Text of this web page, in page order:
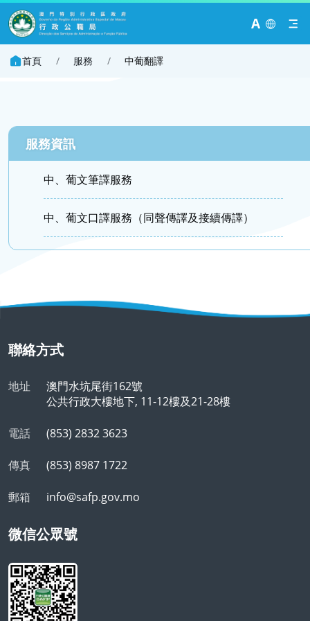
A
首頁 / 服務 / 中葡翻譯
服務資訊
中、葡文筆譯服務
中、葡文口譯服務（同聲傳譯及接續傳譯）
聯絡方式
地址
澳門水坑尾街162號
公共行政大樓地下, 11-12樓及21-28樓
電話 (853) 2832 3623
傳真 (853) 8987 1722
郵箱 info@safp.gov.mo
微信公眾號